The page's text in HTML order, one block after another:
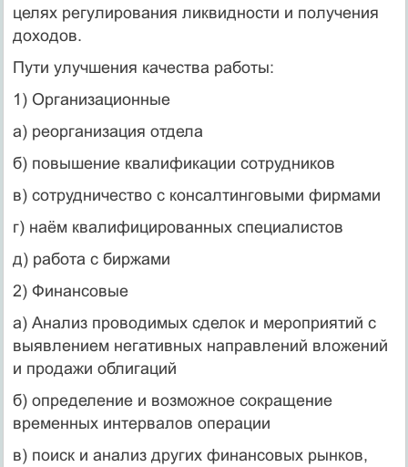
целях регулирования ликвидности и получения
доходов.
Пути улучшения качества работы:
1) Организационные
а) реорганизация отдела
б) повышение квалификации сотрудников
в) сотрудничество с консалтинговыми фирмами
г) наём квалифицированных специалистов
д) работа с биржами
2) Финансовые
а) Анализ проводимых сделок и мероприятий с
выявлением негативных направлений вложений
и продажи облигаций
б) определение и возможное сокращение
временных интервалов операции
в) поиск и анализ других финансовых рынков,